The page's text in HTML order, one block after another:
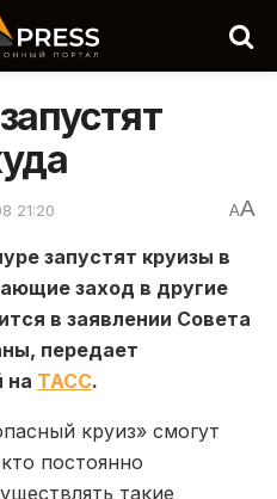
21:20 AA
запустят круизы в
заход в другие
в заявлении Совета
передает
на ТАСС.
круиз» смогут
постоянно
такие